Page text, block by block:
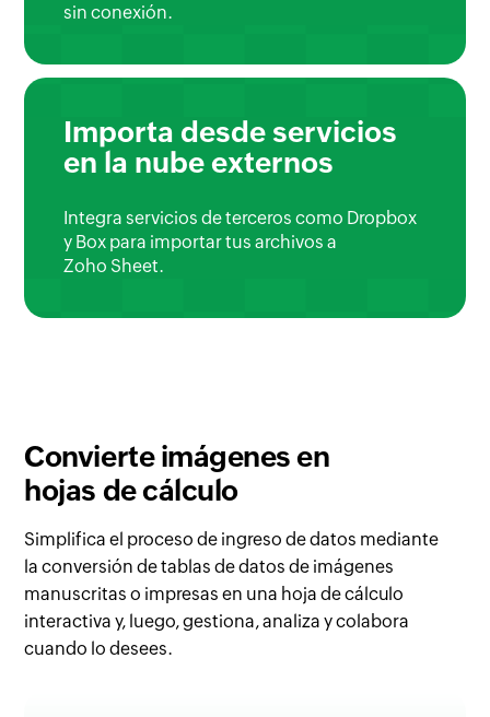
sin conexión.
Importa desde servicios
en la nube externos
Integra servicios de terceros como Dropbox
y Box para importar tus archivos a
Zoho Sheet.
Convierte imágenesen
hojas de cálculo
Simplifica el proceso de ingreso de datos mediante
la conversión de tablas de datos de imágenes
manuscritas o impresas en una hoja de cálculo
interactiva y, luego, gestiona, analiza y colabora
cuando lo desees.